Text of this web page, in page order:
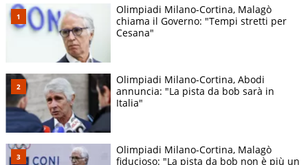
Olimpiadi Milano-Cortina, Malagò
chiama il Governo: "Tempi stretti per
Cesana"
Olimpiadi Milano-Cortina, Abodi
annuncia: "La pista da bob sarà in
Italia"
Olimpiadi Milano-Cortina, Malagò
fiducioso: "La pista da bob non è più un